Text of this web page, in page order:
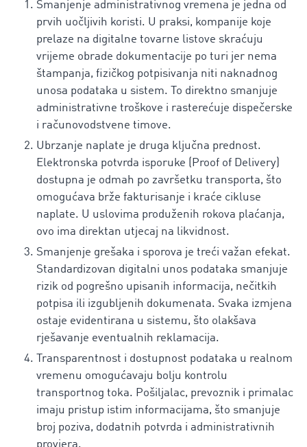
Smanjenje administrativnog vremena je jedna od
prvih uočljivih koristi. U praksi, kompanije koje
prelaze na digitalne tovarne listove skraćuju
vrijeme obrade dokumentacije po turi jer nema
štampanja, fizičkog potpisivanja niti naknadnog
unosa podataka u sistem. To direktno smanjuje
administrativne troškove i rasterećuje dispečerske
i računovodstvene timove.
Ubrzanje naplate je druga ključna prednost.
Elektronska potvrda isporuke (Proof of Delivery)
dostupna je odmah po završetku transporta, što
omogućava brže fakturisanje i kraće cikluse
naplate. U uslovima produženih rokova plaćanja,
ovo ima direktan utjecaj na likvidnost.
Smanjenje grešaka i sporova je treći važan efekat.
Standardizovan digitalni unos podataka smanjuje
rizik od pogrešno upisanih informacija, nečitkih
potpisa ili izgubljenih dokumenata. Svaka izmjena
ostaje evidentirana u sistemu, što olakšava
rješavanje eventualnih reklamacija.
Transparentnost i dostupnost podataka u realnom
vremenu omogućavaju bolju kontrolu
transportnog toka. Pošiljalac, prevoznik i primalac
imaju pristup istim informacijama, što smanjuje
broj poziva, dodatnih potvrda i administrativnih
provjera.